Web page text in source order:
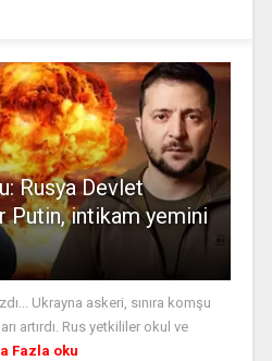
Rusya Devlet
Putin, intikam yemini
Ukrayna askeri, sınıra komşu
artırdı. Rus yetkililer okul ve
Fazla oku